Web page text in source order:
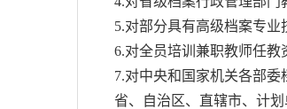
5.对部分具有高级档案专业
6.对全员培训兼职教师任教
7.对中央和国家机关各部委
省、自治区、直辖市、计划